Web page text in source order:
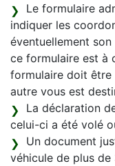
Le formulaire
indiquer les
éventuellement
ce formulaire est à
formulaire doit être
autre vous est
La déclaration
celui-ci a été volé
Un document
véhicule de plus